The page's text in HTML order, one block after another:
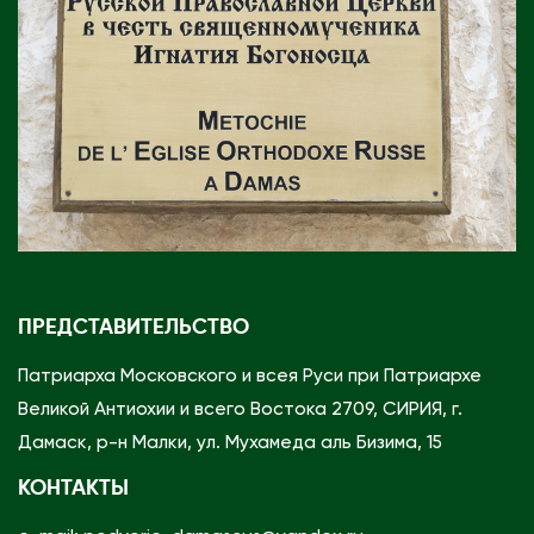
ПРЕДСТАВИТЕЛЬСТВО
Патриарха Московского и всея Руси при Патриархе
Великой Антиохии и всего Востока 2709, СИРИЯ, г.
Дамаск, р-н Малки, ул. Мухамеда аль Бизима, 15
КОНТАКТЫ